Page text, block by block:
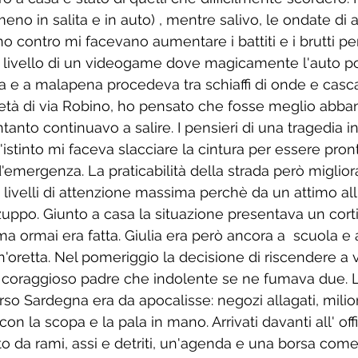
in salita e in auto) , mentre salivo, le ondate di
contro mi facevano aumentare i battiti e i brutti
di un videogame dove magicamente l'auto
e a malapena procedeva tra schiaffi di onde e
di via Robino, ho pensato che fosse meglio
continuavo a salire. I pensieri di una tragedia
mi faceva slacciare la cintura per essere
La praticabilità della strada però
livelli di attenzione massima perchè da un attimo
Giunto a casa la situazione presentava un
ormai era fatta. Giulia era però ancora a  scuola
Nel pomeriggio la decisione di riscendere a
padre che indolente se ne fumava due.
Sardegna era da apocalisse: negozi allagati,
la scopa e la pala in mano. Arrivati davanti all'
da rami, assi e detriti, un'agenda e una borsa